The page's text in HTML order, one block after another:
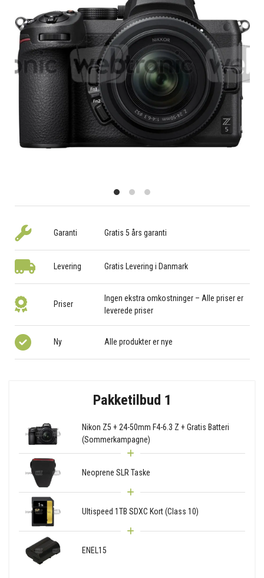
Garanti Gratis 5 års garanti
Levering Gratis Levering i Danmark
Priser
Ingen ekstra omkostninger – Alle priser er
leverede priser
Ny Alle produkter er nye
Pakketilbud 1
Nikon Z5 + 24-50mm F4-6.3 Z + Gratis Batteri
(Sommerkampagne)
Neoprene SLR Taske
Ultispeed 1TB SDXC Kort (Class 10)
ENEL15